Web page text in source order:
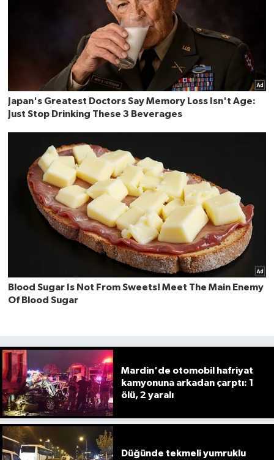
Mardin'de otomobil hafriyat
kamyonuna arkadan çarptı: 1
ölü, 2 yaralı
Düğünde tekmeli yumruklu